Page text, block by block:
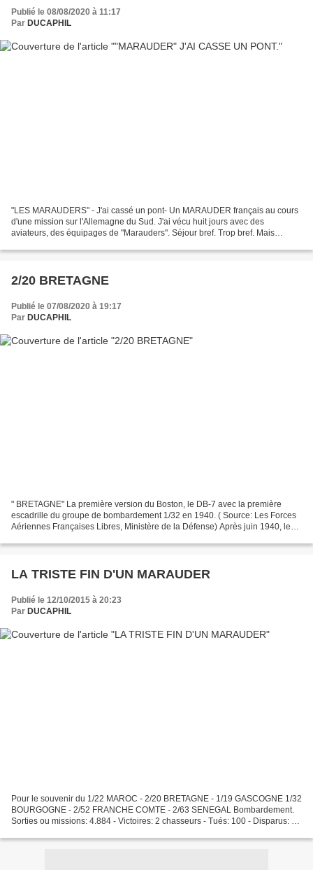
Publié le 08/08/2020 à 11:17
Par DUCAPHIL
"LES MARAUDERS" - J'ai cassé un pont- Un MARAUDER français au cours
d'une mission sur l'Allemagne du Sud. J'ai vécu huit jours avec des
aviateurs, des équipages de "Marauders". Séjour bref. Trop bref. Mais
2/20 BRETAGNE
Publié le 07/08/2020 à 19:17
Par DUCAPHIL
" BRETAGNE" La première version du Boston, le DB-7 avec la première
escadrille du groupe de bombardement 1/32 en 1940. ( Source: Les Forces
Aériennes Françaises Libres, Ministère de la Défense) Après juin 1940, les
LA TRISTE FIN D'UN MARAUDER
Publié le 12/10/2015 à 20:23
Par DUCAPHIL
Pour le souvenir du 1/22 MAROC - 2/20 BRETAGNE - 1/19 GASCOGNE 1/32
BOURGOGNE - 2/52 FRANCHE COMTE - 2/63 SENEGAL Bombardement.
Sorties ou missions: 4.884 - Victoires: 2 chasseurs - Tués: 100 - Disparus: 34